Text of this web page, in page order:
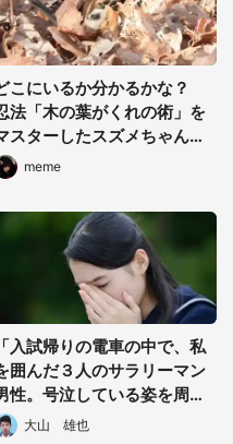
る
こにいるか分かるかな？
法「木の葉がくれの術」を
スターしたスズメちゃんが
ちらです
meme
「入試帰りの電車の中で、私
囲んだ３人のサラリーマン
性。号泣している姿を周り
ら隠すように立ち...」（東
大山 雄也